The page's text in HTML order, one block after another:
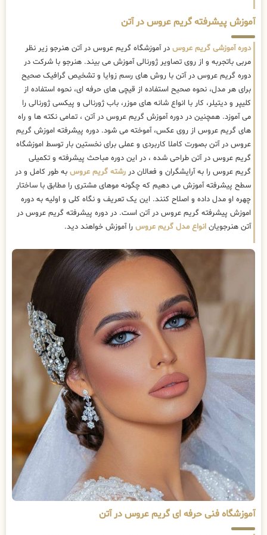
آموزش پیشرفته گریم عروس در آتن
دوره آموزشی گریم عروس در آموزشگاه گریم عروس در آتن هنرجو زیر نظر
مربی باتجربه و از روی تصاویر ژورنالی آموزش می بیند. هنرجو با شرکت در
دوره گریم عروس در آتن با روش های رسم زوایا و تشخیص گرافیک صحیح
برای هر مدل، نحوه صحیح استفاده از قیچی های حرفه ای، نحوه استفاده از
کلیپر و دیتیلر، کار با انواع شانه های موزر، باب ژورنالی و پیکسی ژورنالی را
می آموزد. همچنین در دوره آموزش گریم عروس در آتن ، تمامی نکته ها و راه
های گریم عروس از روی عکس، آموخته می شود. دوره پیشرفته اموزش گریم
عروس در آتن بصورت کاملا کاربردی و عملی برای نخستین بار توسط اموزشگاه
گریم عروس در آتن طراحی شده ، در این دوره مباحث پیشرفته و تکمیلی
گریم عروس را به آرایشگران و فعالان در رشته گریم عروس به طور کامل و در
سطح پیشرفته آموزش می دهیم که چگونه موهای مشتری را مطابق با ساختار
چهره او مدل داده و اصلاح کنند. این یک تعریف و نگاه کلی و اولیه به دوره
اموزش پیشرفته گریم عروس در آتن است. در دوره پیشرفته گریم عروس در
آتن هنرجویان انواع مدل گریم عروس را آموزش خواهند دید.
آموزشگاه فنی حرفه ای گریم عروس در آتن